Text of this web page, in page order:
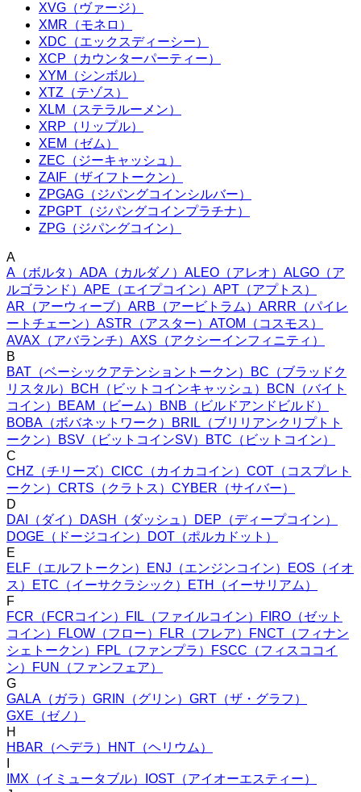
XVG（ヴァージ）
XMR（モネロ）
XDC（エックスディーシー）
XCP（カウンターパーティー）
XYM（シンボル）
XTZ（テゾス）
XLM（ステラルーメン）
XRP（リップル）
XEM（ゼム）
ZEC（ジーキャッシュ）
ZAIF（ザイフトークン）
ZPGAG（ジパングコインシルバー）
ZPGPT（ジパングコインプラチナ）
ZPG（ジパングコイン）
A
A （ボルタ ） ADA （ カルダノ ） ALEO （アレオ） ALGO （ア
ルゴランド ） APE （エイプコイン） APT （アプトス ）
AR （アーウィーブ） ARB （アービトラム ） ARRR （パイレ
ートチェーン） ASTR （アスター） ATOM （ コスモス ）
AVAX （アバランチ） AXS （アクシーインフィニティ ）
B
BAT （ベーシックアテンショントークン） BC （ブラッドク
リスタル） BCH （ ビットコインキャッシュ ） BCN （バイト
コイン） BEAM （ ビーム ） BNB （ ビルドアンドビルド ）
BOBA （ボバネットワーク ） BRIL （ブリリアンクリプトト
ークン） BSV （ ビットコインSV） BTC （ ビットコイン）
C
CHZ （チリーズ） CICC （ カイカコイン） COT （ コスプレト
ークン） CRTS （ クラトス ） CYBER （サイバー）
D
DAI
（ ダイ ） DASH （ ダッシュ ） DEP （ディープコイン）
DOGE （ ドージコイン） DOT （ポルカドット ）
E
ELF （エルフトークン） ENJ （エンジンコイン） EOS （イオ
ス ） ETC （イーサクラシック ） ETH （イーサリアム ）
F
FCR （ FCRコイン） FIL （ファイルコイン） FIRO （ゼット
コイン） FLOW （フロー） FLR （フレア） FNCT （フィナン
シェトークン） FPL （ファンプラ ） FSCC （フィスココイ
ン） FUN （ファンフェア）
G
GALA （ ガラ ） GRIN （グリン） GRT （ザ・グラフ ）
GXE （ゼノ ）
H
HBAR （ヘデラ ） HNT （ヘリウム ）
IMX （イミュータブル） IOST （アイオーエスティー）